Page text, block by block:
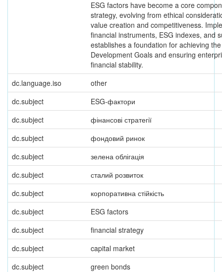
ESG factors have become a core
strategy, evolving from ethical
value creation and competitiveness.
financial instruments, ESG indexes, and
establishes a foundation for achieving
Development Goals and ensuring
financial stability.
dc.language.iso
other
dc.subject
ESG-фактори
dc.subject
фінансові стратегії
dc.subject
фондовий ринок
dc.subject
зелена облігація
dc.subject
сталий розвиток
dc.subject
корпоративна стійкість
dc.subject
ESG factors
dc.subject
financial strategy
dc.subject
capital market
dc.subject
green bonds